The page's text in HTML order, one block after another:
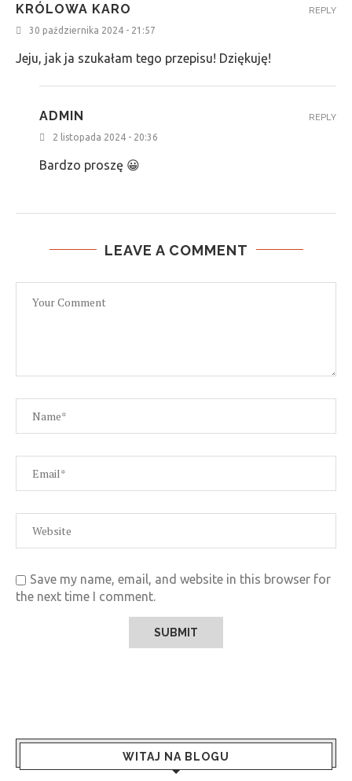
KRÓLOWA KARO
30 października 2024 - 21:57
Jeju, jak ja szukałam tego przepisu! Dziękuję!
REPLY
ADMIN
2 listopada 2024 - 20:36
Bardzo proszę 😀
REPLY
LEAVE A COMMENT
Save my name, email, and website in this browser for
the next time I comment.
WITAJ NA BLOGU